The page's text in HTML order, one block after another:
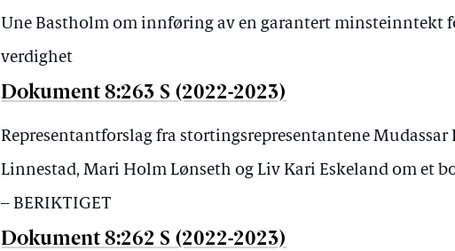
Une Bastholm om innføring av en garantert minsteinntekt
verdighet
Dokument 8:263 S (2022-2023)
Representantforslag fra stortingsrepresentantene
Linnestad, Mari Holm Lønseth og Liv Kari Eskeland om et
– BERIKTIGET
Dokument 8:262 S (2022-2023)